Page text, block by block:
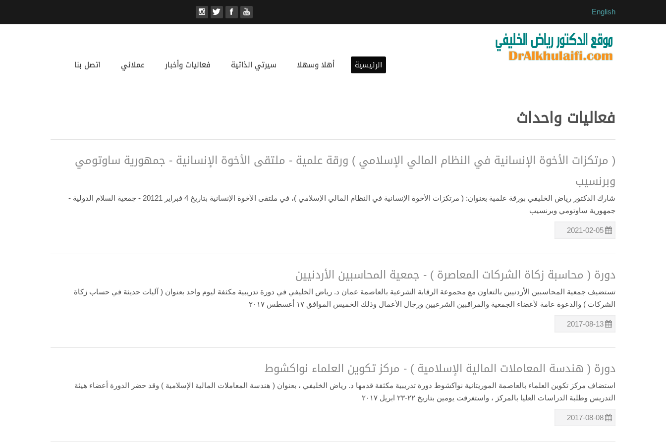
English
الرئيسية أهلا وسهلا سيرتي الذاتية فعاليات وأخبار عملائي اتصل بنا
فعاليات واحداث
( مرتكزات الأخوة الإنسانية في النظام المالي الإسلامي ) ورقة علمية - ملتقى الأخوة الإنسانية - جمهورية ساوتومي
وبرنسيب
شارك الدكتور رياض الخليفي بورقة علمية بعنوان: ( مرتكزات الأخوة الإنسانية في النظام المالي الإسلامي )، في ملتقى الأخوة الإنسانية بتاريخ 4 فبراير 20121 - جمعية السلام الدولية -
جمهورية ساوتومي وبرنسيب
2021-02-05
دورة ( محاسبة زكاة الشركات المعاصرة ) - جمعية المحاسبين الأردنيين
تستضيف جمعية المحاسبين الأردنيين بالتعاون مع مجموعة الرقابة الشرعية بالعاصمة عمان د. رياض الخليفي في دورة تدريبية مكثفة ليوم واحد بعنوان ( آليات حديثة في حساب زكاة
الشركات ) والدعوة عامة لأعضاء الجمعية والمراقبين الشرعيين ورجال الأعمال وذلك الخميس الموافق ١٧ أغسطس ٢٠١٧
2017-08-13
دورة ( هندسة المعاملات المالية الإسلامية ) - مركز تكوين العلماء نواكشوط
استضاف مركز تكوين العلماء بالعاصمة الموريتانية نواكشوط دورة تدريبية مكثفة قدمها د. رياض الخليفي ، بعنوان ( هندسة المعاملات المالية الإسلامية ) وقد حضر الدورة أعضاء هيئة
التدريس وطلبة الدراسات العليا بالمركز ، واستغرقت يومين بتاريخ ٢٢-٢٣ ابريل ٢٠١٧
2017-08-08